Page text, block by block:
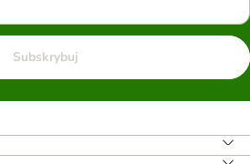
Subskrybuj